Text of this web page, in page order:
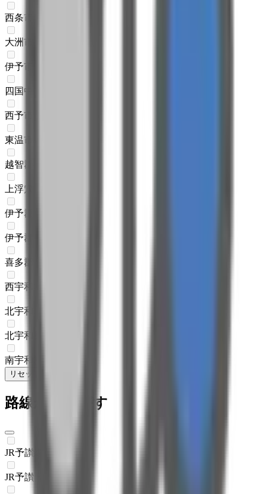
西条市
大洲市
伊予市
四国中央市
西予市
東温市
越智郡上島町
上浮穴郡久万高原町
伊予郡松前町
伊予郡砥部町
喜多郡内子町
西宇和郡伊方町
北宇和郡松野町
北宇和郡鬼北町
南宇和郡愛南町
リセット
路線からさがす
JR予讃線
JR予讃・内子線